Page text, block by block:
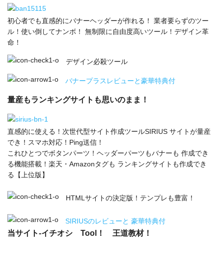
初心者でも直感的にバナーヘッダーが作れる！ 業者要らずのツー
ル！使い倒してナンボ！ 無制限に自由度高いツール！デザイン革
命！
デザイン必殺ツール
バナープラスレビューと豪華特典付
量産もランキングサイトも思いのまま！
直感的に使える！次世代型サイト作成ツールSIRIUS サイトが量産
でき！スマホ対応！Ping送信！
これひとつでボタンパーツ！ヘッダーパーツもバナーも 作成でき
る機能搭載！楽天・Amazonタグも ランキングサイトも作成でき
る【上位版】
HTMLサイトの決定版！テンプレも豊富！
SIRIUSのレビューと 豪華特典付
当サイト-イチオシ Tool！ 王道教材！